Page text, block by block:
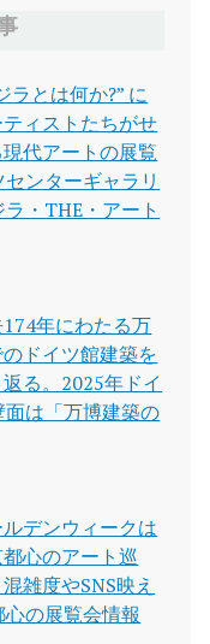
ラとは何か?” に
ィストたちがせ
現代アートの展覧
ンターギャラリ
・THE・アート
年にわたる万
ドイツ館建築を
る。2025年ドイ
は「万博建築の
ルデンウィークは
心のアート巡
雑度やSNS映え
の展覧会情報